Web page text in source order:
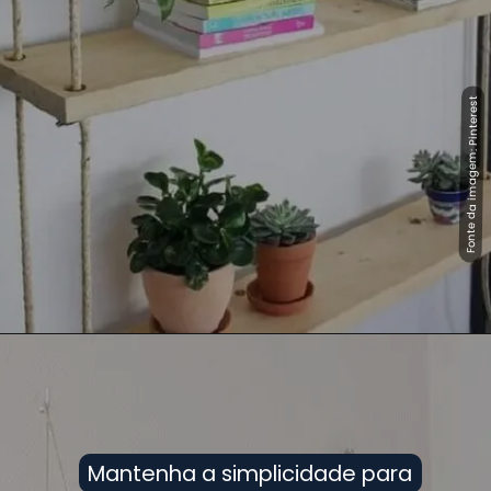
Fonte da imagem: Pinterest
Fonte da imagem: Pinterest
Mantenha a simplicidade para
Mantenha a simplicidade para